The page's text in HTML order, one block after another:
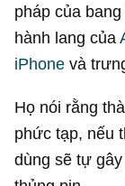
pháp của
hành lang của
iPhone và
Họ nói rằng
phức tạp, nếu
dùng sẽ tự